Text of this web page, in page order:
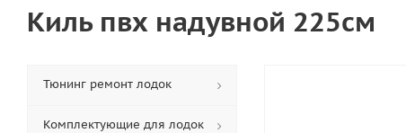
Киль пвх надувной 225см
Тюнинг ремонт лодок
Комплектующие для лодок